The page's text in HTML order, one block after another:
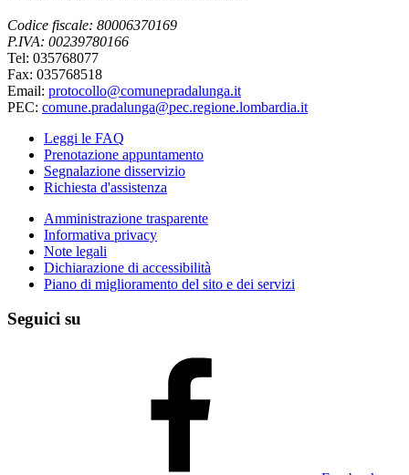
Codice fiscale: 80006370169
P.IVA: 00239780166
Tel: 035768077
Fax: 035768518
Email: protocollo@comunepradalunga.it
PEC: comune.pradalunga@pec.regione.lombardia.it
Leggi le FAQ
Prenotazione appuntamento
Segnalazione disservizio
Richiesta d'assistenza
Amministrazione trasparente
Informativa privacy
Note legali
Dichiarazione di accessibilità
Piano di miglioramento del sito e dei servizi
Seguici su